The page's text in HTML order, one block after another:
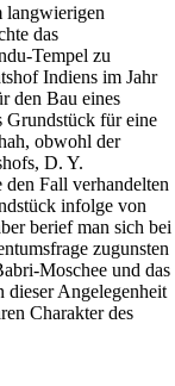
langwierigen
das
Tempel zu
Indiens im Jahr
den Bau eines
Grundstück für eine
obwohl der
D. Y.
Fall verhandelten
infolge von
berief man sich bei
zugunsten
Moschee und das
dieser Angelegenheit
Charakter des